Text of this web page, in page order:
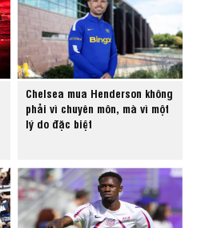
Chelsea mua Henderson không
phải vì chuyên môn, mà vì một
lý do đặc biệt